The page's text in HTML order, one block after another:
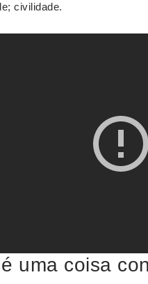
civilidade.
uma coisa